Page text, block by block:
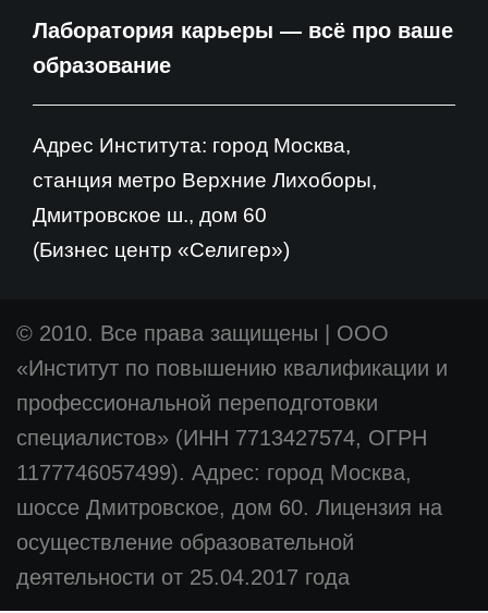
Лаборатория карьеры — всё про ваше
образование
Адрес Института: город Москва,
станция метро Верхние Лихоборы,
Дмитровское ш., дом 60
(Бизнес центр «Селигер»)
© 2010. Все права защищены
ООО
«Институт по повышению квалификации и
профессиональной переподготовки
специалистов» (ИНН 7713427574, ОГРН
1177746057499). Адрес: город Москва,
шоссе Дмитровское, дом 60. Лицензия на
осуществление образовательной
деятельности от 25.04.2017 года